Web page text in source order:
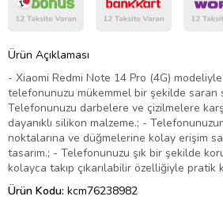
Ürün Açıklaması
- Xiaomi Redmi Note 14 Pro (4G)
telefonunuzu mükemmel bir şekilde saran
Telefonunuzu darbelere ve çizilmelere
dayanıklı silikon malzeme.; -
noktalarına ve düğmelerine kolay erişim
tasarım.; - Telefonunuzu şık bir şekilde
kolayca takıp çıkarılabilir özelliğiyle pratik
Ürün Kodu: kcm76238982